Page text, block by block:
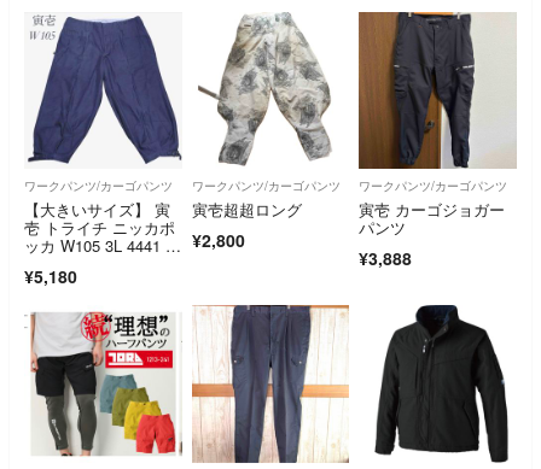
ワークパンツ/カーゴパンツ
【大きいサイズ】 寅
壱 トライチ ニッカポ
ッカ W105 3L 4441 作
¥5,180
ワークパンツ/カーゴパンツ
寅壱超超ロング
¥2,800
ワークパンツ/カーゴパンツ
寅壱 カーゴジョガー
パンツ
¥3,888